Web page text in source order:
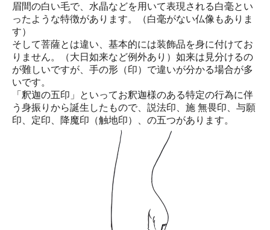
眉間の白い毛で、水晶などを用いて表現される白毫とい
ったような特徴があります。（白毫がない仏像もありま
す）
そして菩薩とは違い、基本的には装飾品を身に付けてお
りません。（大日如来など例外あり）如来は見分けるの
が難しいですが、手の形（印）で違いが分かる場合が多
いです。
「釈迦の五印」といってお釈迦様のある特定の行為に伴
う身振りから誕生したもので、説法印、施 無畏印、与願
印、定印、降魔印（触地印）、の五つがあります。